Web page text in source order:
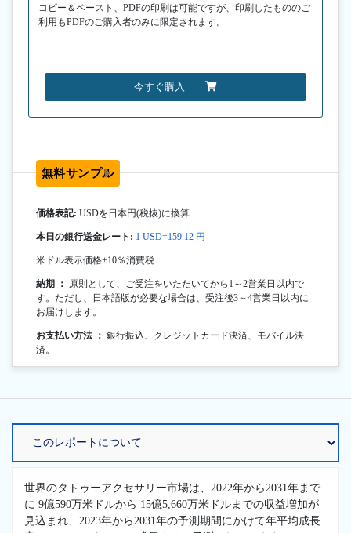
コピー＆ペースト、PDFの印刷は可能ですが、印刷したもののご
利用もPDFのご購入者のみに限定されます。
今すぐ購入
無料サンプル
価格表記: USDを日本円(税抜)に換算
本日の銀行送金レート: 1 USD=159.12 円
米ドル表示価格+10％消費税.
納期 ： 原則として、ご受注をいただいてから1～2営業日以内で
す。ただし、日本語版が必要な場合は、受注後3～4営業日以内に
お届けします。
お支払い方法 ： 銀行振込、クレジットカード決済、モバイル決
済。
世界のタトゥーアクセサリー市場は、2022年から2031年まで
に 9億590万米ドルから 15億5,660万米ドルまでの収益増加が
見込まれ、2023年から2031年の予測期間にかけて年平均成長